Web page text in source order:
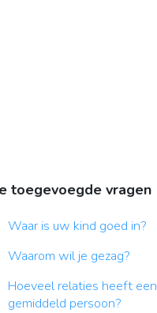
toegevoegde vragen
Waar is uw kind goed in?
Waarom wil je gezag?
Hoeveel relaties heeft een
gemiddeld persoon?